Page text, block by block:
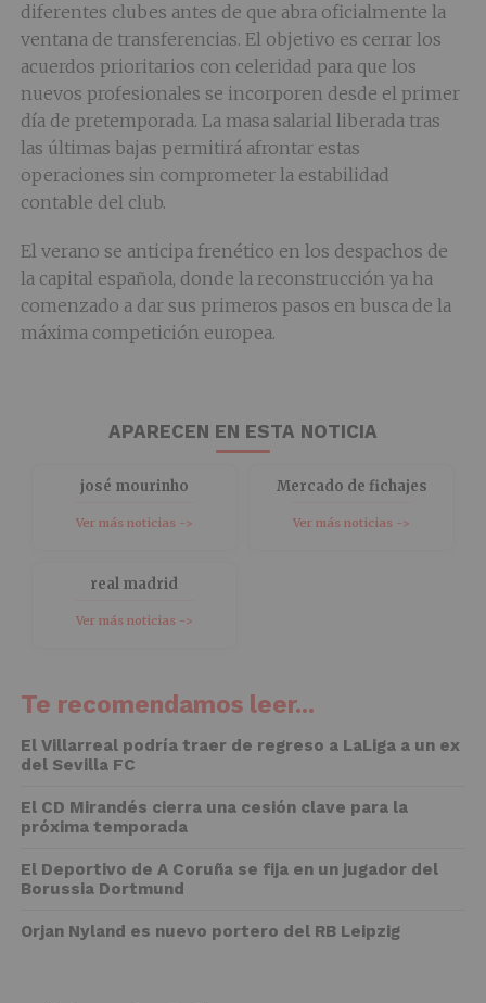
diferentes clubes antes de que abra oficialmente la
ventana de transferencias. El objetivo es cerrar los
acuerdos prioritarios con celeridad para que los
nuevos profesionales se incorporen desde el primer
día de pretemporada. La masa salarial liberada tras
las últimas bajas permitirá afrontar estas
operaciones sin comprometer la estabilidad
contable del club.
El verano se anticipa frenético en los despachos de
la capital española, donde la reconstrucción ya ha
comenzado a dar sus primeros pasos en busca de la
máxima competición europea.
APARECEN EN ESTA NOTICIA
josé mourinho
Ver más noticias ->
Mercado de fichajes
Ver más noticias ->
real madrid
Ver más noticias ->
Te recomendamos leer...
El Villarreal podría traer de regreso a LaLiga a un ex
del Sevilla FC
El CD Mirandés cierra una cesión clave para la
próxima temporada
El Deportivo de A Coruña se fija en un jugador del
Borussia Dortmund
Orjan Nyland es nuevo portero del RB Leipzig